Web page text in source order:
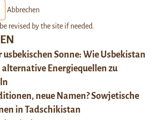
usbekischen Sonne: Wie Usbekistan
alternative Energiequellen zu
neue Namen? Sowjetische
in Tadschikistan
Abbrechen
revised by the site if needed.